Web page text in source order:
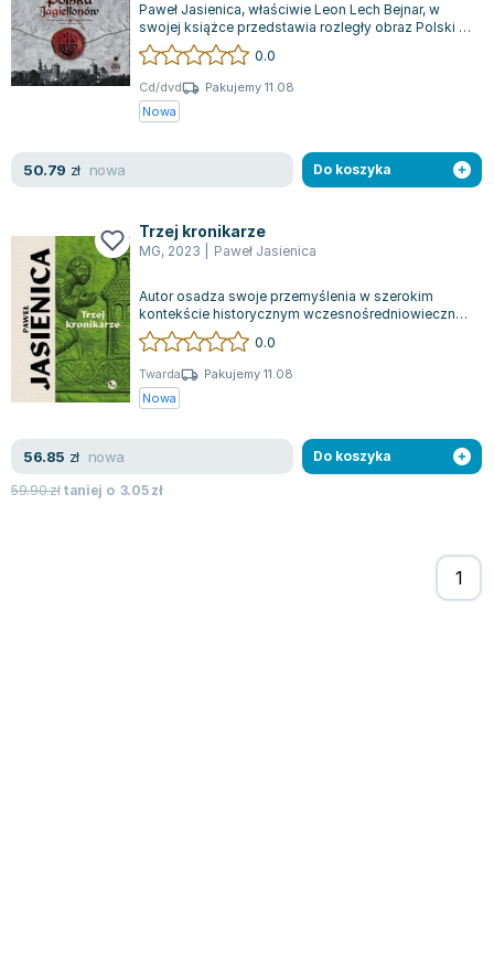
Paweł Jasienica, właściwie Leon Lech Bejnar, w
swojej książce przedstawia rozległy obraz Polski z
czasów Dynastii Jagiellonów. W d...
0.0
Cd/dvd
Pakujemy 11.08
Nowa
50.79 zł nowa Do koszyka
Trzej kronikarze
MG, 2023 Paweł Jasienica
Autor osadza swoje przemyślenia w szerokim
kontekście historycznym wczesnośredniowiecznej
Polski. Wykorzystując fragmenty kronik,...
0.0
Twarda
Pakujemy 11.08
Nowa
56.85 zł nowa
59.90złtaniej o 3.05zł
Do koszyka